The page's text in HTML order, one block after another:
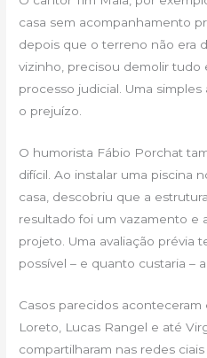
casa sem acompanhamento
depois que o terreno não era
vizinho, precisou demolir tudo
processo judicial. Uma
o prejuízo.
O humorista Fábio Porchat
difícil. Ao instalar uma piscina
casa, descobriu que a
resultado foi um vazamento e
projeto. Uma avaliação prévia
possível – e quanto custaria –
Casos parecidos aconteceram
Loreto, Lucas Rangel e até
compartilharam nas redes